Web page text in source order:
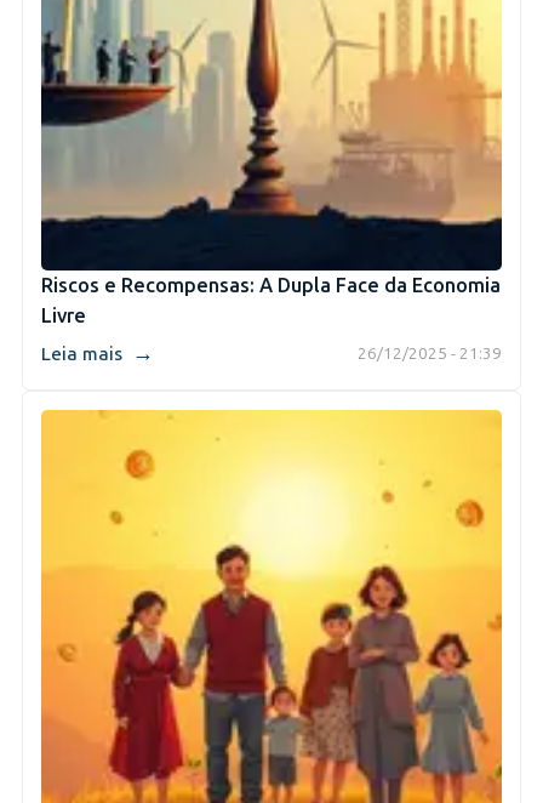
Riscos e Recompensas: A Dupla Face da Economia
Livre
26/12/2025 - 21:39
Leia mais →